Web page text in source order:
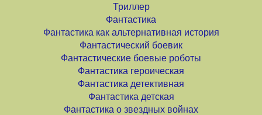
Триллер
Фантастика
Фантастика как альтернативная история
Фантастический боевик
Фантастические боевые роботы
Фантастика героическая
Фантастика детективная
Фантастика детская
Фантастика о звездных войнах